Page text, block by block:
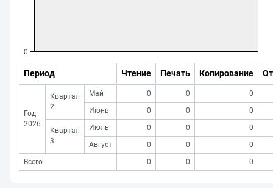
Период Чтение Печать Копирование
Год
2026
Квартал
2
Май 0 0
0
Июнь
0 0 0
Квартал
3
Июль 0 0
0
Август
0 0
0
Всего
0 0 0